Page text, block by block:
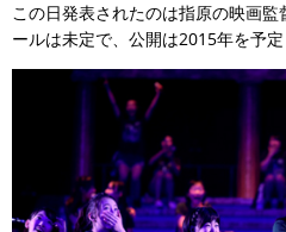
この日発表されたのは指原の映画
ールは未定で、公開は2015年を予定